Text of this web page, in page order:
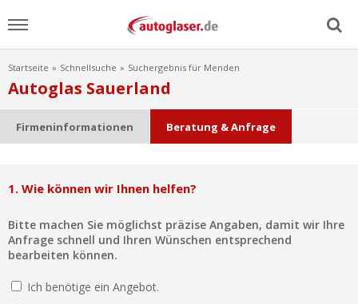
Menu
Home
Ratgeber
Scheibensuche
FAQ
Startseite Schnellsuche Suchergebnis für Menden
Autoglas Sauerland
Firmeninformationen Beratung & Anfrage
1. Wie können wir Ihnen helfen?
Bitte machen Sie möglichst präzise Angaben, damit wir Ihre
Anfrage schnell und Ihren Wünschen entsprechend
bearbeiten können.
Ich benötige ein Angebot.